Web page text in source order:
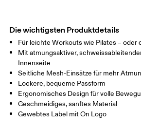
Horizontal verschieben, um mehr zu sehen
So misst du richtig
Die wichtigsten Produktdetails
Für leichte Workouts wie Pilates – oder
Mit atmungsaktiver,
Innenseite
Seitliche Mesh-Einsätze für mehr
Lockere, bequeme Passform
Ergonomisches Design für volle
Geschmeidiges, sanftes Material
Gewebtes Label mit On Logo